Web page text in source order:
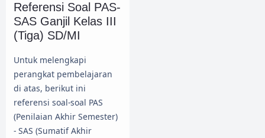
Referensi Soal PAS-
SAS Ganjil Kelas III
(Tiga) SD/MI
Untuk melengkapi
perangkat pembelajaran
di atas, berikut ini
referensi soal-soal PAS
(Penilaian Akhir Semester)
- SAS (Sumatif Akhir